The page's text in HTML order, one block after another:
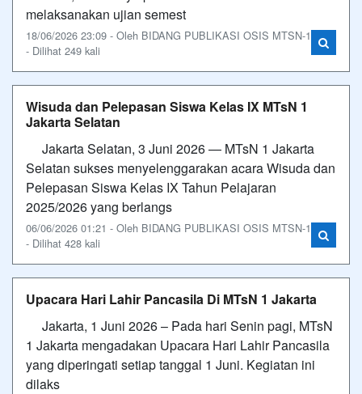
melaksanakan ujian semest
18/06/2026 23:09 - Oleh BIDANG PUBLIKASI OSIS MTSN-1
- Dilihat 249 kali
Wisuda dan Pelepasan Siswa Kelas IX MTsN 1
Jakarta Selatan
Jakarta Selatan, 3 Juni 2026 — MTsN 1 Jakarta
Selatan sukses menyelenggarakan acara Wisuda dan
Pelepasan Siswa Kelas IX Tahun Pelajaran
2025/2026 yang berlangs
06/06/2026 01:21 - Oleh BIDANG PUBLIKASI OSIS MTSN-1
- Dilihat 428 kali
Upacara Hari Lahir Pancasila Di MTsN 1 Jakarta
Jakarta, 1 Juni 2026 – Pada hari Senin pagi, MTsN
1 Jakarta mengadakan Upacara Hari Lahir Pancasila
yang diperingati setiap tanggal 1 Juni. Kegiatan ini
dilaks